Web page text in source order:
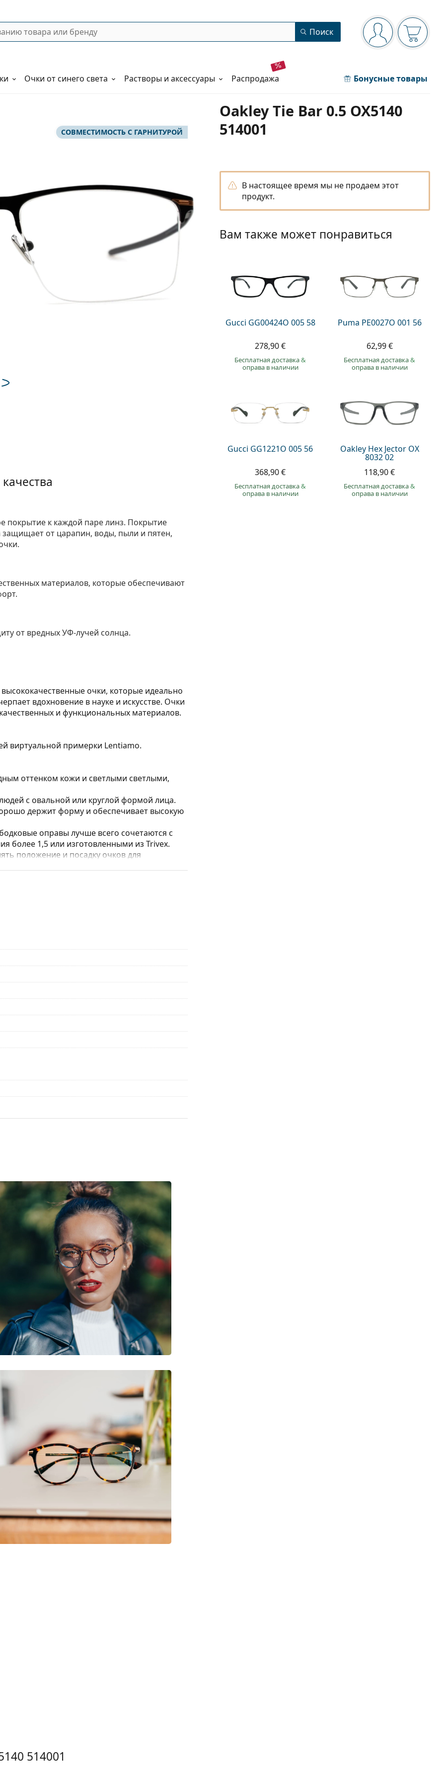
Панель навигации
Вы вошли вВаша
Поиск
Очки от синего света Растворы и аксессуары распродажа Бонусные товары
Oakley Tie Bar 0.5 OX5140
514001
СОВМЕСТИМОСТЬ С ГАРНИТУРОЙ
В настоящее время мы не продаем этот
продукт.
Вам также может понравиться
Gucci GG00424O 005 58
278,90 €
Бесплатная доставка&
оправа в наличии
Puma PE0027O 001 56
62,99 €
Бесплатная доставка&
оправа в наличии
Gucci GG1221O 005 56
368,90 €
Бесплатная доставка&
оправа в наличии
Oakley Hex Jector OX
8032 02
118,90 €
Бесплатная доставка&
оправа в наличии
покрытие к каждой паре линз. Покрытие
от царапин, воды, пыли и пятен,
материалов, которые обеспечивают
от вредных УФ-лучей солнца.
очки, которые идеально
вдохновение в науке и искусстве. Очки
и функциональных материалов.
виртуальной примерки Lentiamo.
оттенком кожи и светлыми светлыми,
с овальной или круглой формой лица.
держит форму и обеспечивает высокую
оправы лучше всего сочетаются с
более 1,5 или изготовленными из Trivex.
положение и посадку очков для
так и для любителей.
и дизайн футляра могут отличаться.
и ухода за очками. Некоторые модели
стилей, или ознакомьтесь с нашим
инструкцию.
514001